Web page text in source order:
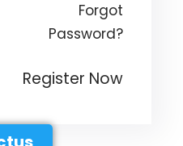
Forgot
Password?
Register Now